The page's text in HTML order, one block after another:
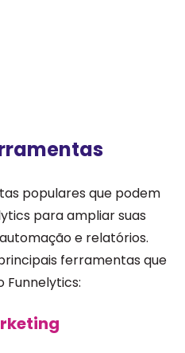
populares que podem
para ampliar suas
e relatórios.
ferramentas que
Funnelytics: